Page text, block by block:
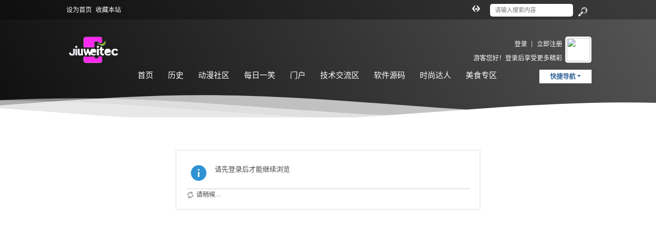
设为首页 收藏本站
索
登录
立即注册
游客您好！登录后享受更多精彩
快捷导航
首页 历史 动漫社区 每日一笑 门户 技术交流区 软件源码 时尚达人
美食专区
请先登录后才能继续浏览
请稍候...